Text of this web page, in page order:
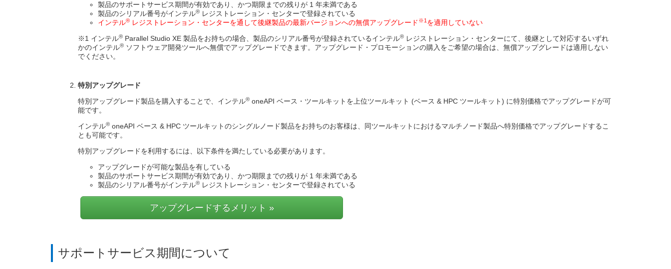
製品のサポートサービス期間が有効であり、かつ期限までの残りが 1 年未満である
製品のシリアル番号がインテル® レジストレーション・センターで登録されている
インテル® レジストレーション・センターを通して後継製品の最新バージョンへの無償アップグレード ※1 を適用していない
※1 インテル® Parallel Studio XE 製品をお持ちの場合、製品のシリアル番号が登録されているインテル® レジストレーション・センターにて、後継として対応するいずれ
かのインテル® ソフトウェア開発ツールへ無償でアップグレードできます。アップグレード・プロモーションの購入をご希望の場合は、無償アップグレードは適用しない
でください。
特別アップグレード
特別アップグレード製品を購入することで、インテル® oneAPI ベース・ツールキットを上位ツールキット (ベース & HPC ツールキット) に特別価格でアップグレードが可
能です。
インテル® oneAPI ベース & HPC ツールキットのシングルノード製品をお持ちのお客様は、同ツールキットにおけるマルチノード製品へ特別価格でアップグレードするこ
とも可能です。
特別アップグレードを利用するには、以下条件を満たしている必要があります。
アップグレードが可能な製品を有している
製品のサポートサービス期間が有効であり、かつ期限までの残りが 1 年未満である
製品のシリアル番号がインテル® レジストレーション・センターで登録されている
アップグレードするメリット »
サポートサービス期間について